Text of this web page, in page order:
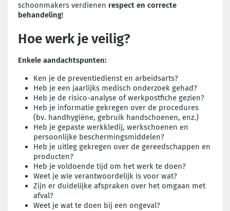
schoonmakers verdienen respect en correcte
behandeling!
Hoe werk je veilig?
Enkele aandachtspunten:
Ken je de preventiedienst en arbeidsarts?
Heb je een jaarlijks medisch onderzoek gehad?
Heb je de risico-analyse of werkpostfiche gezien?
Heb je informatie gekregen over de procedures
(bv. handhygiëne, gebruik handschoenen, enz.)
Heb je gepaste werkkledij, werkschoenen en
persoonlijke beschermingsmiddelen?
Heb je uitleg gekregen over de gereedschappen en
producten?
Heb je voldoende tijd om het werk te doen?
Weet je wie verantwoordelijk is voor wat?
Zijn er duidelijke afspraken over het omgaan met
afval?
Weet je wat te doen bij een ongeval?